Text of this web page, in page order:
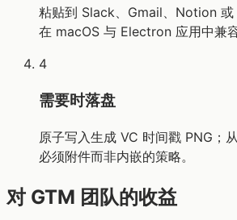
粘贴到 Slack、Gmail、Notion
在 macOS 与 Electron 应用中兼容
4
需要时落盘
原子写入生成 VC 时间戳 PNG；
必须附件而非内嵌的策略。
对 GTM 团队的收益